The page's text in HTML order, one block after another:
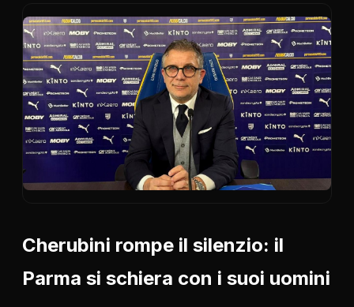
Cherubini rompe il silenzio: il
Parma si schiera con i suoi uomini